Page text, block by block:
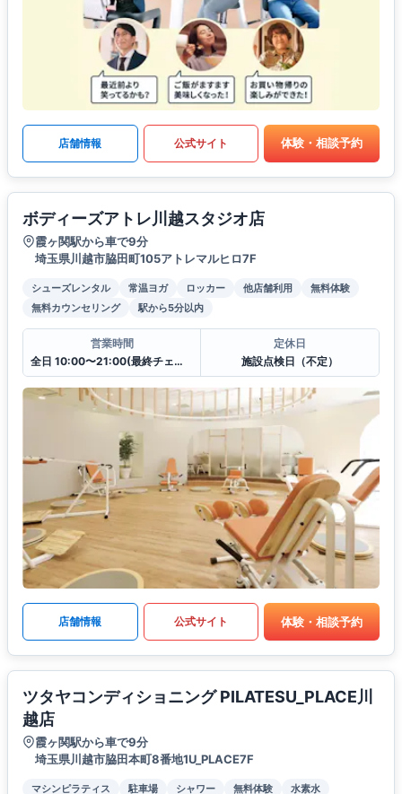
店舗情報 公式サイト 体験・相談予約
ボディーズアトレ川越スタジオ店
霞ヶ関駅から車で9分
埼玉県川越市脇田町105アトレマルヒロ7F
シューズレンタル 常温ヨガ ロッカー 他店舗利用
無料体験
無料カウンセリング
駅から5分以内
営業時間
全日 10:00〜21:00(最終チェックイン20:30)
定休日
施設点検日（不定）
店舗情報 公式サイト 体験・相談予約
ツタヤコンディショニング PILATESU_PLACE川
越店
霞ヶ関駅から車で9分
埼玉県川越市脇田本町8番地1U_PLACE7F
マシンピラティス 駐車場 シャワー 無料体験 水素水